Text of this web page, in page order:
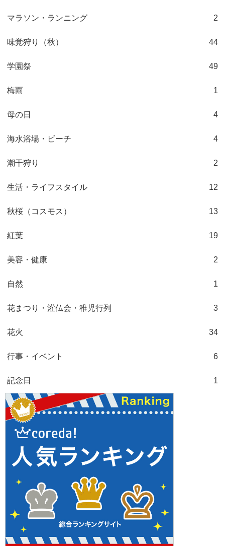
マラソン・ランニング 2
味覚狩り（秋） 44
学園祭 49
梅雨 1
母の日 4
海水浴場・ビーチ 4
潮干狩り 2
生活・ライフスタイル 12
秋桜（コスモス） 13
紅葉 19
美容・健康 2
自然 1
花まつり・灌仏会・稚児行列 3
花火 34
行事・イベント 6
記念日 1